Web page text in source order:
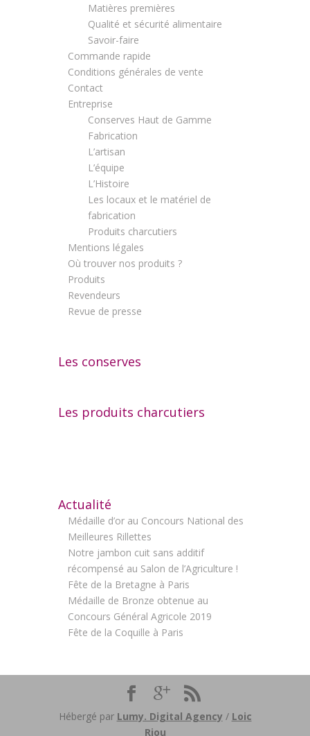
Matières premières
Qualité et sécurité alimentaire
Savoir-faire
Commande rapide
Conditions générales de vente
Contact
Entreprise
Conserves Haut de Gamme
Fabrication
L’artisan
L’équipe
L’Histoire
Les locaux et le matériel de
fabrication
Produits charcutiers
Mentions légales
Où trouver nos produits ?
Produits
Revendeurs
Revue de presse
Les conserves
Les produits charcutiers
Actualité
Médaille d’or au Concours National des
Meilleures Rillettes
Notre jambon cuit sans additif
récompensé au Salon de l’Agriculture !
Fête de la Bretagne à Paris
Médaille de Bronze obtenue au
Concours Général Agricole 2019
Fête de la Coquille à Paris
Hébergé par Lumy. Digital Agency / Loic
Riou